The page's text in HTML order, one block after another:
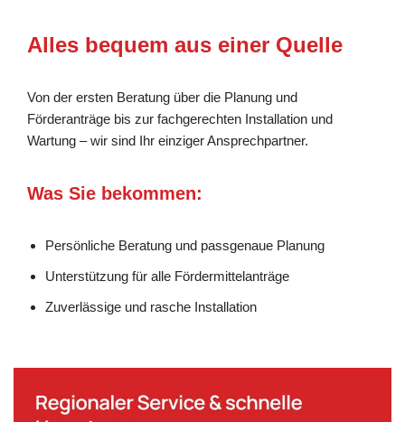
Alles bequem aus einer Quelle
Von der ersten Beratung über die Planung und
Förderanträge bis zur fachgerechten Installation und
Wartung – wir sind Ihr einziger Ansprechpartner.
Was Sie bekommen:
Persönliche Beratung und passgenaue Planung
Unterstützung für alle Fördermittelanträge
Zuverlässige und rasche Installation